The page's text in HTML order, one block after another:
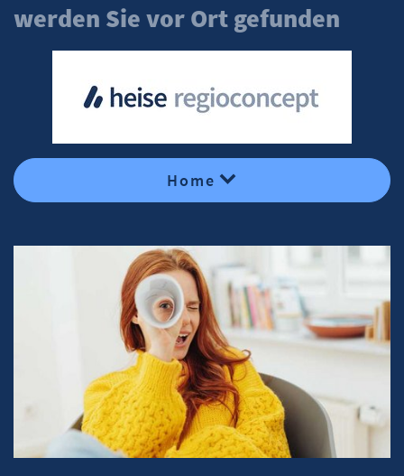
werden Sie vor Ort gefunden
Home